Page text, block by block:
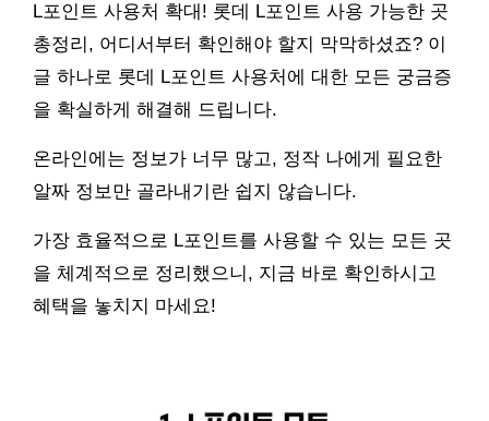
L포인트 사용처 확대! 롯데 L포인트 사용 가능한 곳
총정리, 어디서부터 확인해야 할지 막막하셨죠? 이
글 하나로 롯데 L포인트 사용처에 대한 모든 궁금증
을 확실하게 해결해 드립니다.
온라인에는 정보가 너무 많고, 정작 나에게 필요한
알짜 정보만 골라내기란 쉽지 않습니다.
가장 효율적으로 L포인트를 사용할 수 있는 모든 곳
을 체계적으로 정리했으니, 지금 바로 확인하시고
혜택을 놓치지 마세요!